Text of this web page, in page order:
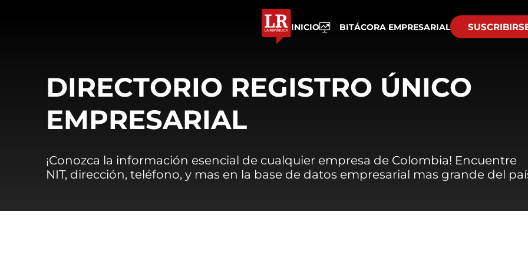
INICIO BITÁCORA EMPRESARIAL
DIRECTORIO REGISTRO ÚNICO
EMPRESARIAL
¡Conozca la información esencial de cualquier empresa de Colombia! Encuentre
NIT, dirección, teléfono, y mas en la base de datos empresarial mas grande del